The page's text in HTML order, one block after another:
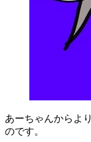
あーちゃんからよ
のです。